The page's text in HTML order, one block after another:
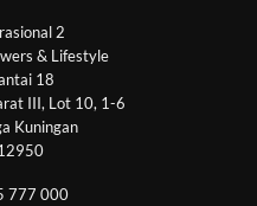
2
& Lifestyle
18
III, Lot 10, 1-6
Kuningan
777 000